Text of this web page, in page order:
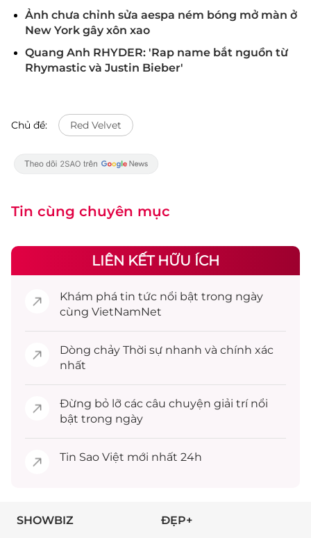
Ảnh chưa chỉnh sửa aespa ném bóng mở màn ở
New York gây xôn xao
Quang Anh RHYDER: 'Rap name bắt nguồn từ
Rhymastic và Justin Bieber'
Chủ đề: Red Velvet
Tin cùng chuyên mục
LIÊN KẾT HỮU ÍCH
Khám phá tin tức nổi bật trong ngày
cùng VietNamNet
Dòng chảy Thời sự nhanh và chính xác
nhất
Đừng bỏ lỡ các câu chuyện giải trínổi
bật trong ngày
Tin Sao Việt mới nhất 24h
SHOWBIZ ĐẸP+